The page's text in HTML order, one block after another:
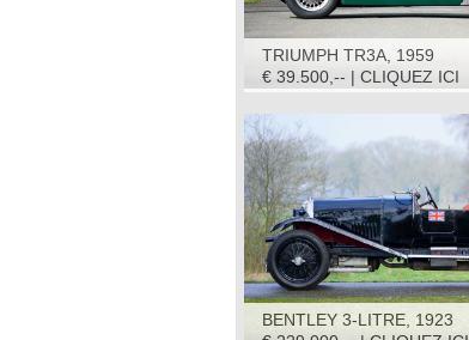
TRIUMPH TR3A, 1959
€ 39.500,-- | CLIQUEZ ICI
BENTLEY 3-LITRE, 1923